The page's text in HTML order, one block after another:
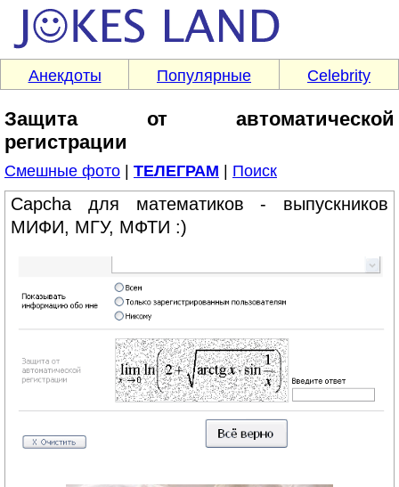
Анекдоты Популярные Celebrity
Защита от автоматической
регистрации
Смешные фото ТЕЛЕГРАМ Поиск
Capcha для математиков - выпускников
МИФИ, МГУ, МФТИ :)